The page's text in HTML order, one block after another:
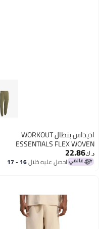
اديداس بنطال WORKOUT
ESSENTIALS FLEX
احصل عليه خلال 16 - 17